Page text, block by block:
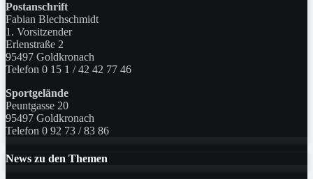
Postanschrift
Fabian Blechschmidt
1. Vorsitzender
Erlenstraße 2
95497 Goldkronach
Telefon 0 15 1 / 42 42 77 46
Sportgelände
Peuntgasse 20
95497 Goldkronach
Telefon 0 92 73 / 83 86
News zu den Themen